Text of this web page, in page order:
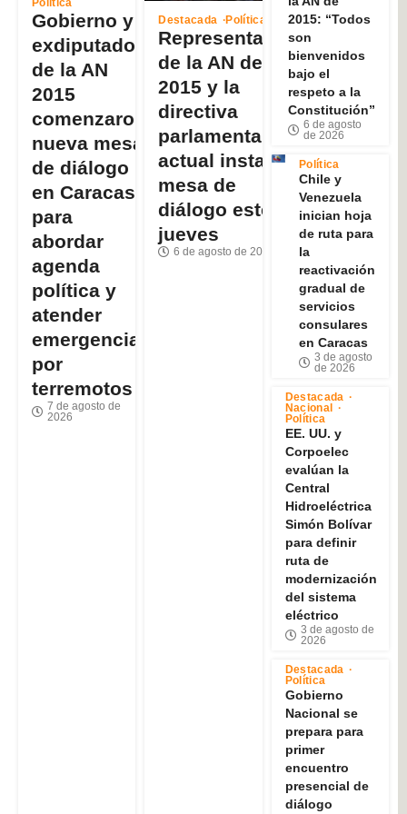
Política
Gobierno y
exdiputados
de la AN
2015
comenzaron
nueva mesa
de diálogo
en Caracas
para
abordar
agenda
política y
atender
emergencia
por
terremotos
7 de agosto de
2026
Destacada Política
Representantes
de la AN de
2015 y la
directiva
parlamentaria
actual instalan
mesa de
diálogo este
jueves
6 de agosto de 2026
2015: “Todos
son
bienvenidos
bajo el
respeto a la
Constitución”
6 de agosto
de 2026
Política
Chile y
Venezuela
inician hoja
de ruta para
la
reactivación
gradual de
servicios
consulares
en Caracas
3 de agosto
de 2026
Destacada
Nacional
Política
EE. UU. y
Corpoelec
evalúan la
Central
Hidroeléctrica
Simón Bolívar
para definir
ruta de
modernización
del sistema
eléctrico
3 de agosto de
2026
Destacada
Política
Gobierno
Nacional se
prepara para
primer
encuentro
presencial de
diálogo